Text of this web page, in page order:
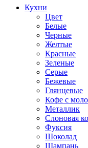
Кухни
Цвет
Белые
Черные
Желтые
Красные
Зеленые
Серые
Бежевые
Глянцевые
Кофе с
Металлик
Слоновая
Фуксия
Шоколад
Шампань